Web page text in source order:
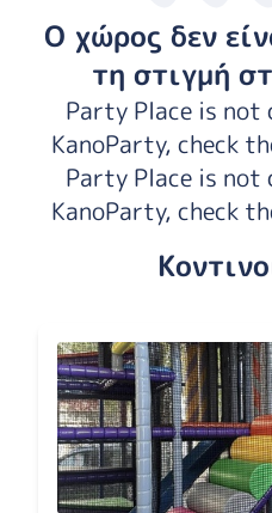
Ο χώρος δεν
τη στιγμή
Party Place is
KanoParty, check
Party Place is
KanoParty, check